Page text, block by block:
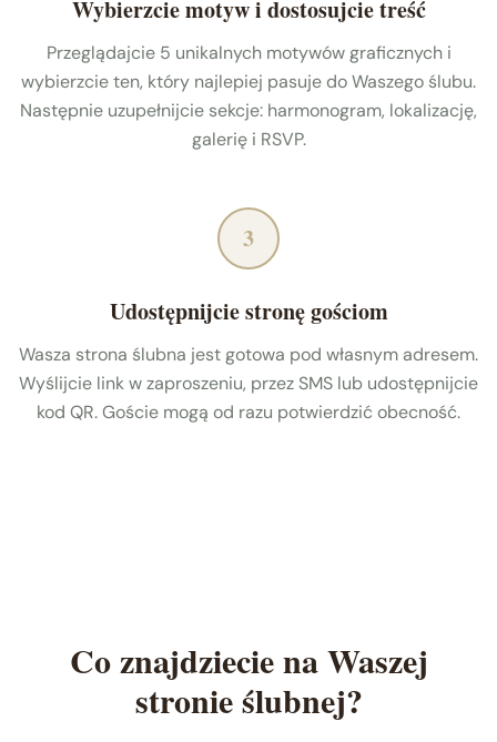
Wybierzcie motyw i dostosujcie treść
Przeglądajcie 5 unikalnych motywów graficznych i
wybierzcie ten, który najlepiej pasuje do Waszego ślubu.
Następnie uzupełnijcie sekcje: harmonogram, lokalizację,
galerię i RSVP.
3
Udostępnijcie stronę gościom
Wasza strona ślubna jest gotowa pod własnym adresem.
Wyślijcie link w zaproszeniu, przez SMS lub udostępnijcie
kod QR. Goście mogą od razu potwierdzić obecność.
Co znajdziecie na Waszej
stronie ślubnej?